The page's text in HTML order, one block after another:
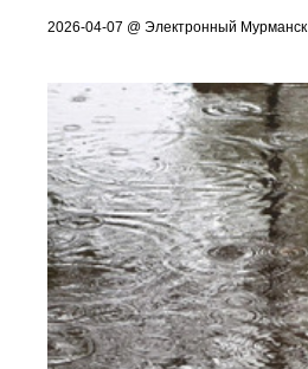
2026-04-07 @ Электронный Мурманск